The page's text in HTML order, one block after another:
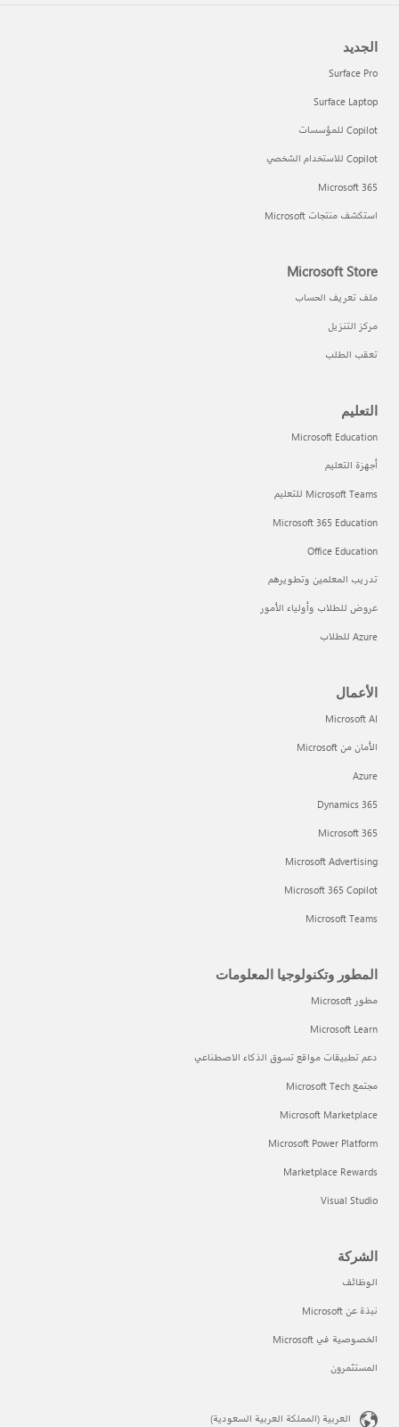
الجديد
Surface Pro
Surface Laptop
Copilot للمؤسسات
Copilot للاستخدام الشخصي
Microsoft 365
استكشف منتجات Microsoft
Microsoft Store
ملف تعريف الحساب
مركز التنزيل
تعقب الطلب
التعليم
Microsoft Education
أجهزة التعليم
Microsoft Teams للتعليم
Microsoft 365 Education
Office Education
تدريب المعلمين وتطويرهم
عروض للطلاب وأولياء الأمور
Azure للطلاب
الأعمال
Microsoft AI
الأمان من Microsoft
Azure
Dynamics 365
Microsoft 365
Microsoft Advertising
Microsoft 365 Copilot
Microsoft Teams
المطور وتكنولوجيا المعلومات
مطور Microsoft
Microsoft Learn
دعم تطبيقات مواقع تسوق الذكاء الاصطناعي
مجتمع Microsoft Tech
Microsoft Marketplace
Microsoft Power Platform
Marketplace Rewards
Visual Studio
الشركة
الوظائف
نبذة عن Microsoft
الخصوصية في Microsoft
المستثمرون
العربية (المملكة العربية السعودية)